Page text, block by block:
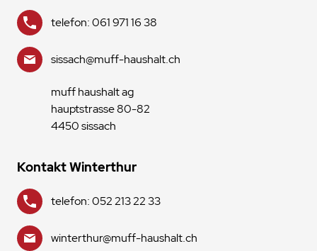
telefon: 061 971 16 38
sissach@muff-haushalt.ch
muff haushalt ag
hauptstrasse 80-82
4450 sissach
Kontakt Winterthur
telefon: 052 213 22 33
winterthur@muff-haushalt.ch